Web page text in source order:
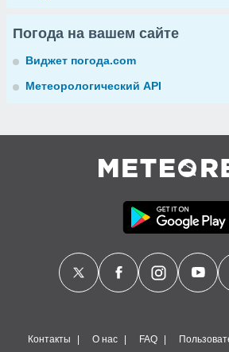
Погода на вашем сайте
Виджет погода.com
Метеорологический API
Контакты О нас FAQ